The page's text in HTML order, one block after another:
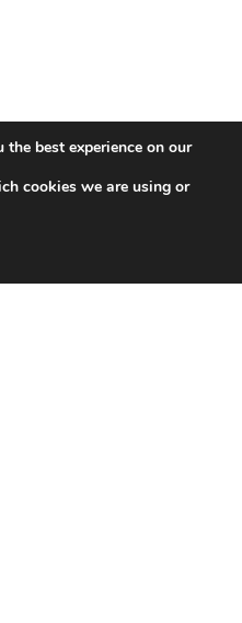
best experience on our
cookies we are using or